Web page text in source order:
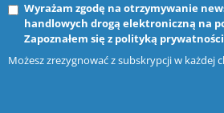
Wyrażam zgodę na otrzymywanie
handlowych drogą elektroniczną na
Zapoznałem się z polityką prywatności
Możesz zrezygnować z subskrypcji w każdej